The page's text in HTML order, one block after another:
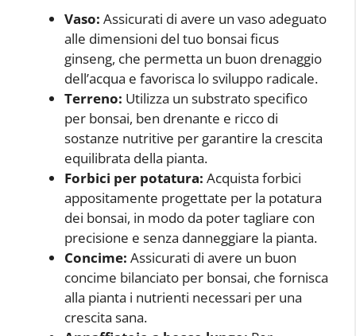
Vaso: Assicurati di avere un vaso adeguato
alle dimensioni del tuo bonsai ficus
ginseng, che permetta un buon drenaggio
dell’acqua e favorisca lo sviluppo radicale.
Terreno: Utilizza un substrato specifico
per bonsai, ben drenante e ricco di
sostanze nutritive per garantire la crescita
equilibrata della pianta.
Forbici per potatura: Acquista forbici
appositamente progettate per la potatura
dei bonsai, in modo da poter tagliare con
precisione e senza danneggiare la pianta.
Concime: Assicurati di avere un buon
concime bilanciato per bonsai, che fornisca
alla pianta i nutrienti necessari per una
crescita sana.